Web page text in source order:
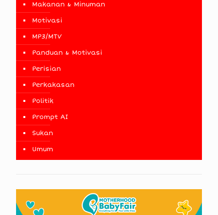
Makanan & Minuman
Motivasi
MP3/MTV
Panduan & Motivasi
Perisian
Perkakasan
Politik
Prompt AI
Sukan
Umum